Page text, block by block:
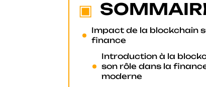
Impact de la blockchain
finance
Introduction à la
son rôle dans la
moderne